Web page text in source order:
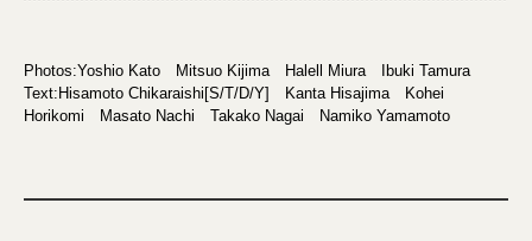
Photos:Yoshio Kato Mitsuo Kijima Halell Miura Ibuki Tamura
Text:Hisamoto Chikaraishi[S/T/D/Y] Kanta Hisajima Kohei
Horikomi Masato Nachi Takako Nagai Namiko Yamamoto